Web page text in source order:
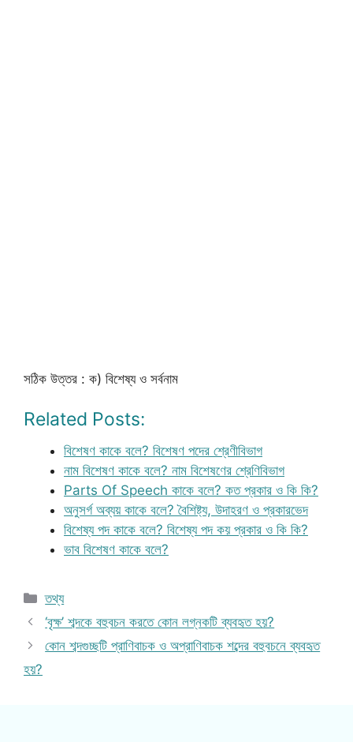
সঠিক উত্তর : ক) বিশেষ্য ও সর্বনাম
Related Posts:
বিশেষণ কাকে বলে? বিশেষণ পদের শ্রেণীবিভাগ
নাম বিশেষণ কাকে বলে? নাম বিশেষণের শ্রেণিবিভাগ
Parts Of Speech কাকে বলে? কত প্রকার ও কি কি?
অনুসর্গ অব্যয় কাকে বলে? বৈশিষ্ট্য, উদাহরণ ও প্রকারভেদ
বিশেষ্য পদ কাকে বলে? বিশেষ্য পদ কয় প্রকার ও কি কি?
ভাব বিশেষণ কাকে বলে?
Categories
তথ্য
‘বৃক্ষ’ শব্দকে বহুবচন করতে কোন লগ্নকটি ব্যবহৃত হয়?
কোন শব্দগুচ্ছটি প্রাণিবাচক ও অপ্রাণিবাচক শব্দের বহুবচনে ব্যবহৃত
হয়?